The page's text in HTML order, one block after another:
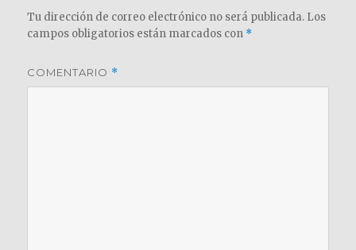
Tu dirección de correo electrónico no será publicada. Los
campos obligatorios están marcados con *
COMENTARIO *